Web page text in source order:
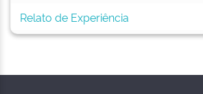
Relato de Experiência